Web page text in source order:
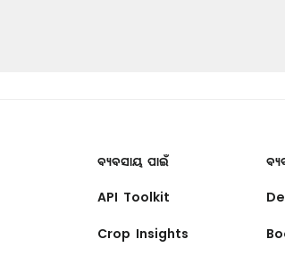
ବ୍ୟବସାୟ ପାଇଁ
API Toolkit
Crop Insights